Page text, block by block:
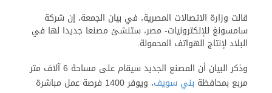
قالت وزارة الاتصالات المصرية، في بيان الجمعة، إن شركة
سامسونغ للإلكترونيات- مصر، ستنشئ مصنعا جديدا لها في
البلاد لإنتاج الهواتف المحمولة.
وذكر البيان أن المصنع الجديد سيقام على مساحة 6 آلاف متر
مربع بمحافظة بني سويف
، ويوفر 1400 فرصة عمل مباشرة